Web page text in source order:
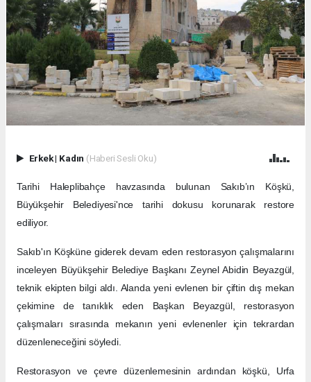
Erkek| Kadın (Haberi Sesli Oku)
Tarihi Haleplibahçe havzasında bulunan Sakıb’ın Köşkü,
Büyükşehir Belediyesi'nce tarihi dokusu korunarak restore
ediliyor.
Sakıb'ın Köşküne giderek devam eden restorasyon çalışmalarını
inceleyen Büyükşehir Belediye Başkanı Zeynel Abidin Beyazgül,
teknik ekipten bilgi aldı. Alanda yeni evlenen bir çiftin dış mekan
çekimine de tanıklık eden Başkan Beyazgül, restorasyon
çalışmaları sırasında mekanın yeni evlenenler için tekrardan
düzenleneceğini söyledi.
Restorasyon ve çevre düzenlemesinin ardından köşkü, Urfa